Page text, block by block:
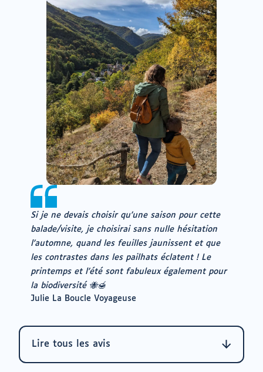
Si je ne devais choisir qu'une saison pour cette
balade/visite, je choisirai sans nulle hésitation
l'automne, quand les feuilles jaunissent et que
les contrastes dans les pailhats éclatent ! Le
printemps et l'été sont fabuleux également pour
la biodiversité 🐝🍯
Auteur
Julie La Boucle Voyageuse
Lire tous les avis